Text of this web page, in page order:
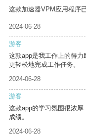
这款加速器VPM应用程序
2024-06-28
游客
这款app是我工作上的得
更轻松地完成工作任务。
2024-06-28
游客
这款app的学习氛围很浓
成绩。
2024-06-28